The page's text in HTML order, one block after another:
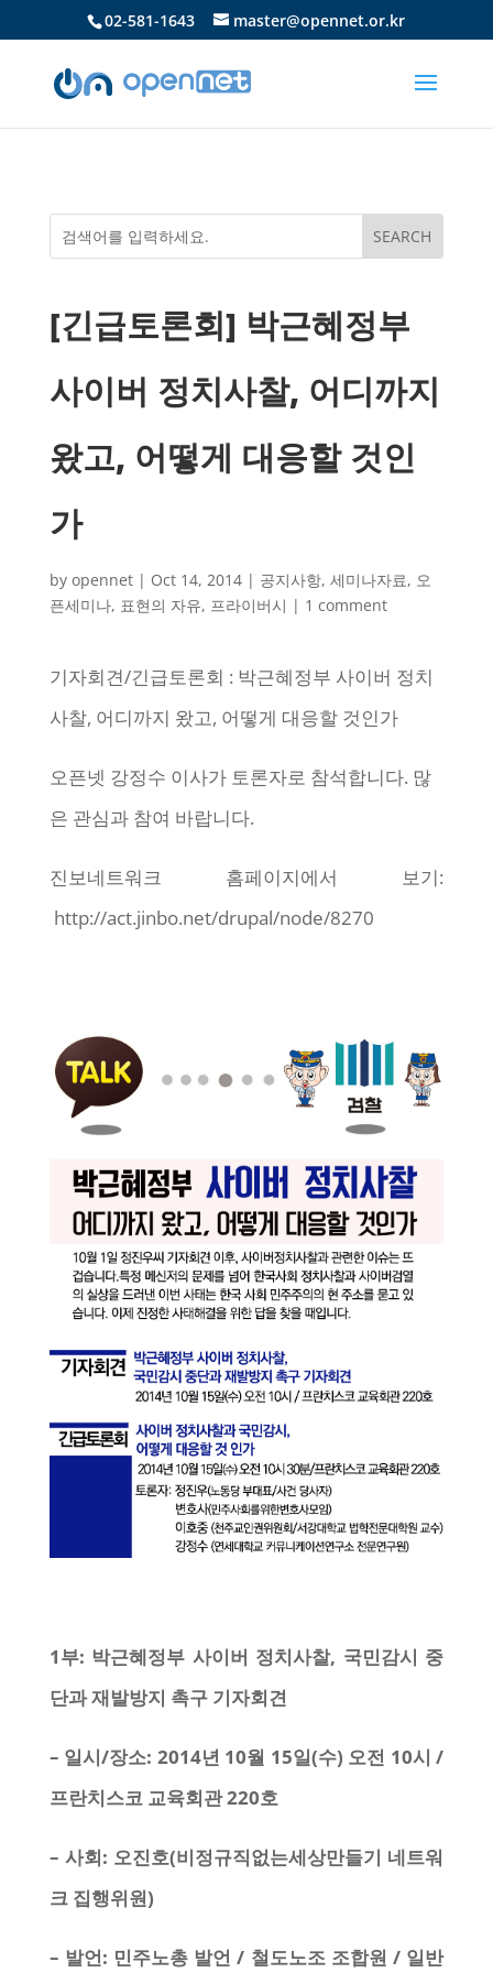
02-581-1643 master@opennet.or.kr
[긴급토론회] 박근혜정부
사이버 정치사찰, 어디까지
왔고, 어떻게 대응할 것인
가
by opennet| Oct 14, 2014| 공지사항, 세미나자료, 오
픈세미나, 표현의 자유, 프라이버시 | 1 comment
기자회견/긴급토론회 : 박근혜정부 사이버 정치
사찰, 어디까지 왔고, 어떻게 대응할 것인가
오픈넷 강정수 이사가 토론자로 참석합니다. 많
은 관심과 참여 바랍니다.
진보네트워크 홈페이지에서 보기:
http://act.jinbo.net/drupal/node/8270
1부: 박근혜정부 사이버 정치사찰, 국민감시 중
단과 재발방지 촉구 기자회견
– 일시/장소: 2014년 10월 15일(수) 오전 10시 /
프란치스코 교육회관 220호
– 사회: 오진호(비정규직없는세상만들기 네트워
크 집행위원)
– 발언: 민주노총 발언 / 철도노조 조합원 / 일반